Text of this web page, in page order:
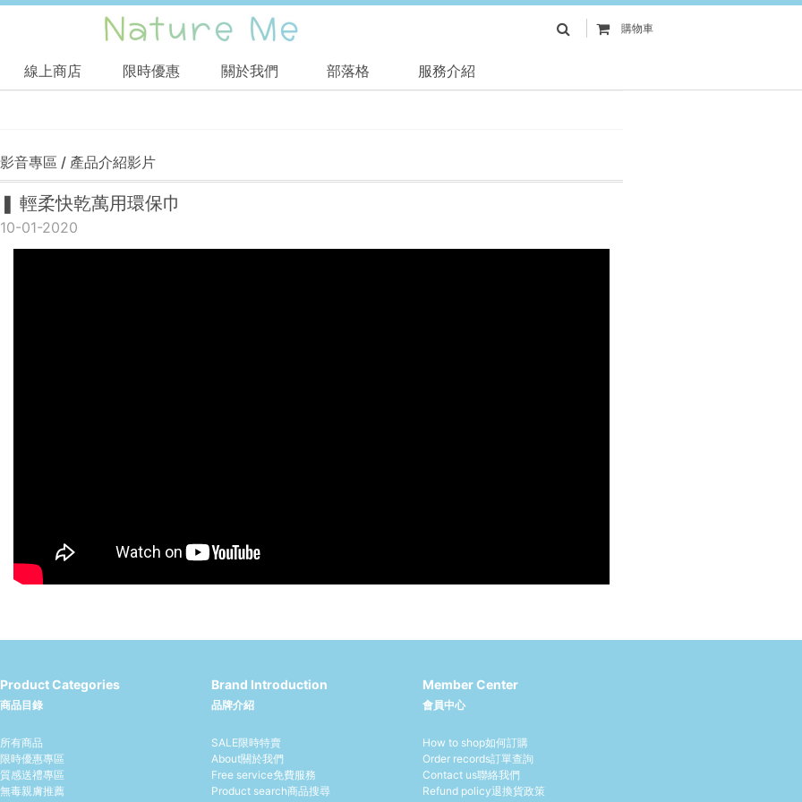
購物車
線上商店 限時優惠 關於我們 部落格 服務介紹
影音專區 / 產品介紹影片
❚ 輕柔快乾萬用環保巾
10-01-2020
Product Categories
商品目錄
所有商品
限時優惠專區
質感送禮專區
無毒親膚推薦
Brand Introduction
品牌介紹
SALE限時特賣
About關於我們
Free service免費服務
Product search商品搜尋
Member Center
會員中心
How to shop如何訂購
Order records訂單查詢
Contact us聯絡我們
Refund policy退換貨政策